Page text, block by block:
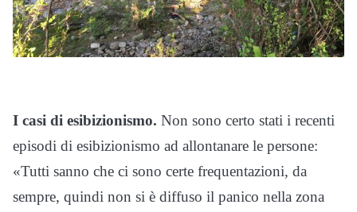
I casi di esibizionismo. Non sono certo stati i recenti
episodi di esibizionismo ad allontanare le persone:
«Tutti sanno che ci sono certe frequentazioni, da
sempre, quindi non si è diffuso il panico nella zona